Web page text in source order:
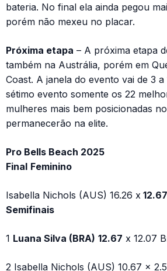
bateria. No final ela ainda pegou
porém não mexeu no placar.
Próxima etapa – A próxima etapa
também na Austrália, porém em
Coast. A janela do evento vai de 3
sétimo evento somente os 22
mulheres mais bem posicionadas
permanecerão na elite.
Pro Bells Beach 2025
Final Feminino
Isabella Nichols (AUS) 16.26 x
Semifinais
1 Luana Silva (BRA) 12.67 x 12.07
2 Isabella Nichols (AUS) 10.67 x